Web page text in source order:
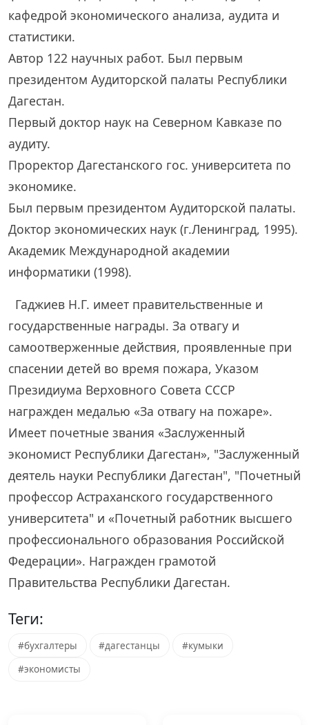
кафедрой экономического анализа, аудита и
статистики.
Автор 122 научных работ. Был первым
президентом Аудиторской палаты Республики
Дагестан.
Первый доктор наук на Северном Кавказе по
аудиту.
Проректор Дагестанского гос. университета по
экономике.
Был первым президентом Аудиторской палаты.
Доктор экономических наук (г.Ленинград, 1995).
Академик Международной академии
информатики (1998).
Гаджиев Н.Г. имеет правительственные и
государственные награды. За отвагу и
самоотверженные действия, проявленные при
спасении детей во время пожара, Указом
Президиума Верховного Совета СССР
награжден медалью «За отвагу на пожаре».
Имеет почетные звания «Заслуженный
экономист Республики Дагестан», "Заслуженный
деятель науки Республики Дагестан", "Почетный
профессор Астраханского государственного
университета" и «Почетный работник высшего
профессионального образования Российской
Федерации». Награжден грамотой
Правительства Республики Дагестан.
Теги:
#бухгалтеры #дагестанцы
#кумыки
#экономисты